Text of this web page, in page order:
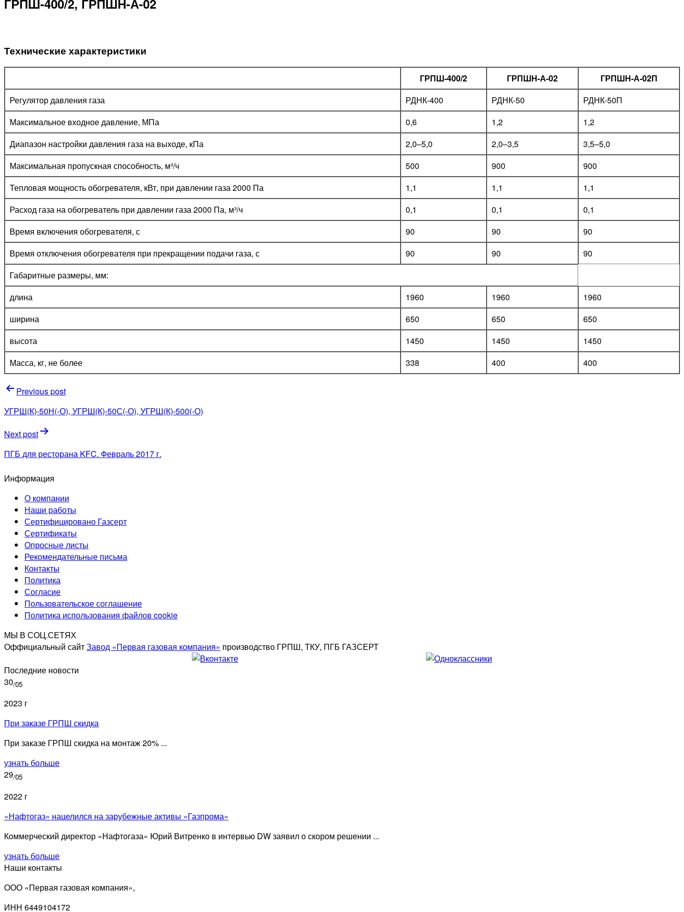
ГРПШ-400/2, ГРПШН-А-02
Технические характеристики
ГРПШ-400/2 ГРПШН-А-02
ГРПШН-А-02П
Регулятор давления газа
РДНК-400 РДНК-50
РДНК-50П
Максимальное входное давление, МПа
0,6 1,2
1,2
Диапазон настройки давления газа на выходе, кПа
2,0–5,0 2,0–3,5
3,5–5,0
Максимальная пропускная способность, м³/ч
500 900
900
Тепловая мощность обогревателя, кВт, при давлении газа 2000 Па
1,1 1,1
1,1
Расход газа на обогреватель при давлении газа 2000 Па, м³/ч
0,1 0,1
0,1
Время включения обогревателя, с
90 90
90
Время отключения обогревателя при прекращении подачи газа, с
90 90
90
Габаритные размеры, мм:
длина
1960 1960
1960
ширина
650 650
650
высота
1450 1450
1450
Масса, кг, не более
338 400 400
Навигация
по
записям
Previous post
УГРШ(К)-50Н(-О), УГРШ(К)-50С(-О), УГРШ(К)-500(-О)
Next post
ПГБ для ресторана KFC. Февраль 2017 г.
Информация
О компании
Наши работы
Сертифицировано Газсерт
Сертификаты
Опросные листы
Рекомендательные письма
Контакты
Политика
Согласие
Пользовательское соглашение
Политика использования файлов cookie
МЫ В СОЦ.СЕТЯХ
Оффициальный сайтЗавод «Первая газовая компания» производство ГРПШ, ТКУ, ПГБ ГАЗСЕРТ
Последние новости
30/05
2023 г
При заказе ГРПШ скидка
При заказе ГРПШ скидка на монтаж 20% ...
узнать больше
29/05
2022 г
«Нафтогаз» нацелился на зарубежные активы «Газпрома»
Коммерческий директор «Нафтогаза» Юрий Витренко в интервью DW заявил о скором решении ...
узнать больше
Наши контакты
ООО «Первая газовая компания»,
ИНН 6449104172